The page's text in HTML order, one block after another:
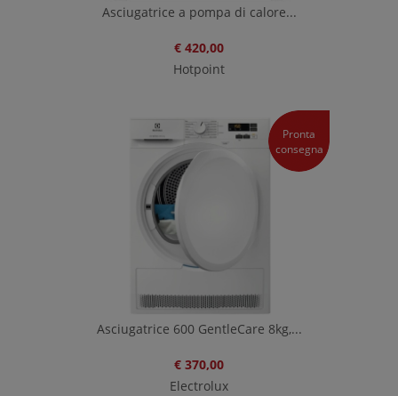
Asciugatrice a pompa di calore...
€ 420,00
Hotpoint
Pronta
consegna
Asciugatrice 600 GentleCare 8kg,...
€ 370,00
Electrolux